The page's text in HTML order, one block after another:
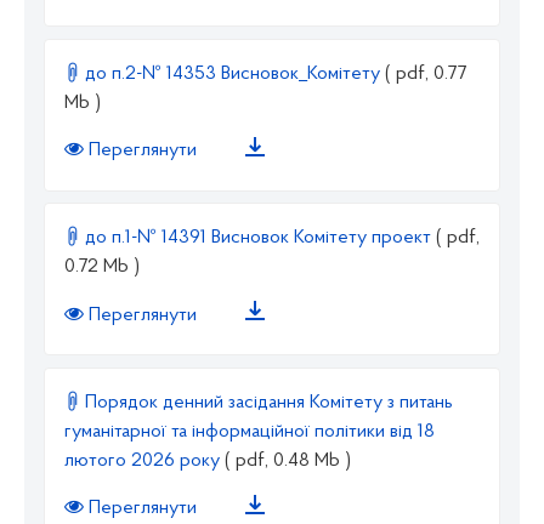
до п.2-№ 14353 Висновок_Комітету ( pdf, 0.77
Mb )
Переглянути
до п.1-№ 14391 Висновок Комітету проект ( pdf,
0.72 Mb )
Переглянути
Порядок денний засідання Комітету з питань
гуманітарної та інформаційної політики від 18
лютого 2026 року ( pdf, 0.48 Mb )
Переглянути